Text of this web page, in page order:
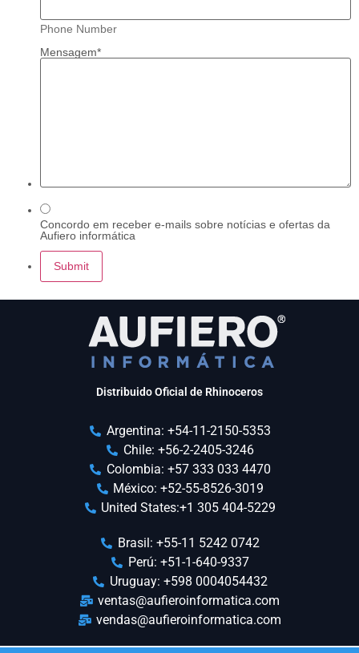
Phone Number
Mensagem*
Concordo em receber e-mails sobre notícias e ofertas da
Aufiero informática
Submit
Distribuido Oficial de Rhinoceros
Argentina: +54-11-2150-5353
Chile: +56-2-2405-3246
Colombia: +57 333 033 4470
México: +52-55-8526-3019
United States:+1 305 404-5229
Brasil: +55-11 5242 0742
Perú: +51-1-640-9337
Uruguay: +598 0004054432
ventas@aufieroinformatica.com
vendas@aufieroinformatica.com